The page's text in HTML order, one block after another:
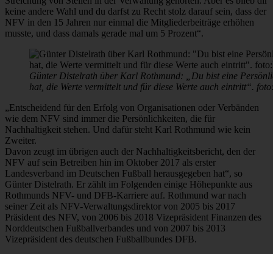
keine andere Wahl und du darfst zu Recht stolz darauf sein, dass der
NFV in den 15 Jahren nur einmal die Mitgliederbeiträge erhöhen
musste, und dass damals gerade mal um 5 Prozent“.
Günter Distelrath über Karl Rothmund: „Du bist eine
hat, die Werte vermittelt und für diese Werte auch eintritt“.
„Entscheidend für den Erfolg von Organisationen oder Verbänden
wie dem NFV sind immer die Persönlichkeiten, die für
Nachhaltigkeit stehen. Und dafür steht Karl Rothmund wie kein
Zweiter.
Davon zeugt im übrigen auch der Nachhaltigkeitsbericht, den der
NFV auf sein Betreiben hin im Oktober 2017 als erster
Landesverband im Deutschen Fußball herausgegeben hat“, so
Günter Distelrath. Er zählt im Folgenden einige Höhepunkte aus
Rothmunds NFV- und DFB-Karriere auf. Rothmund war nach
seiner Zeit als NFV-Verwaltungsdirektor von 2005 bis 2017
Präsident des NFV, von 2006 bis 2018 Vizepräsident Finanzen des
Norddeutschen Fußballverbandes und von 2007 bis 2013
Vizepräsident des deutschen Fußballbundes DFB.